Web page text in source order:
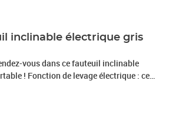
inclinable électrique gris
vous dans ce fauteuil inclinable
! Fonction de levage électrique : ce
personnes âgées est équipé d'un moteur
vers le haut, vous pouvez facilement vous
votre dos et vos genoux en appuyant